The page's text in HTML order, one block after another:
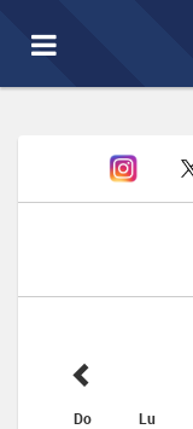
Toggle
navigation
Do Lu